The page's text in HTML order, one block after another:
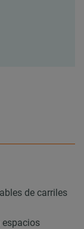
de carriles
espacios